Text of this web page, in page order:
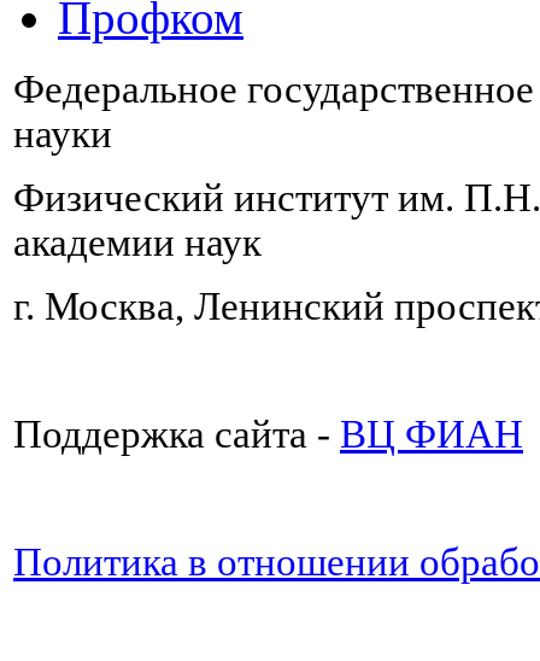
Профком
Федеральное
науки
Физический институт им.
академии наук
г. Москва, Ленинский
Поддержка сайта - ВЦ ФИАН
Политика в отношении